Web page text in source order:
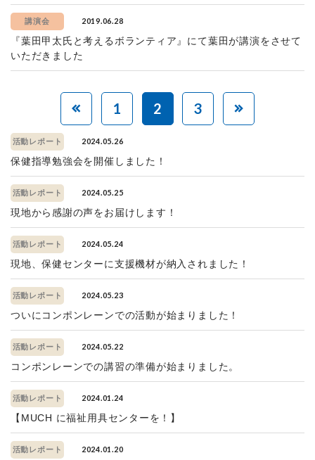
講演会 2019.06.28
『葉田甲太氏と考えるボランティア』にて葉田が講演をさせて
いただきました
1 2 3
活動レポート 2024.05.26
保健指導勉強会を開催しました！
活動レポート 2024.05.25
現地から感謝の声をお届けします！
活動レポート 2024.05.24
現地、保健センターに支援機材が納入されました！
活動レポート 2024.05.23
ついにコンポンレーンでの活動が始まりました！
活動レポート 2024.05.22
コンポンレーンでの講習の準備が始まりました。
活動レポート 2024.01.24
【MUCH に福祉用具センターを！】
活動レポート 2024.01.20